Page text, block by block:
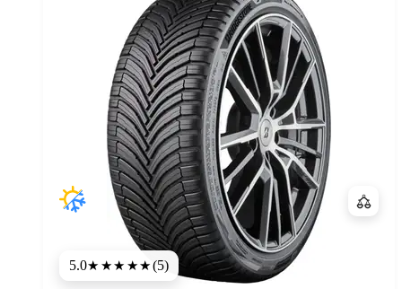
5.0★★★★★(5)